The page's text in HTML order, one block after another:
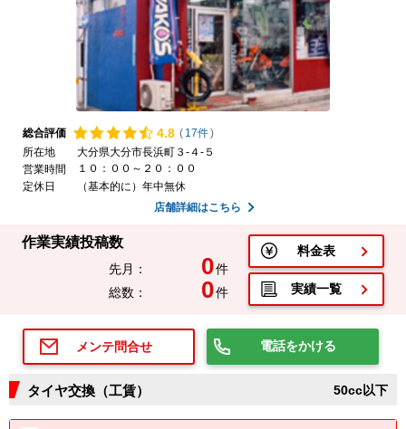
総合評価 4.8 ( 17件)
所在地
大分県大分市長浜町３-４-５
営業時間
１０：００～２０：００
定休日
（基本的に）年中無休
店舗詳細はこちら
作業実績投稿数
先月： 0件
総数：
0件
料金表
実績一覧
メンテ問合せ 電話をかける
タイヤ交換（工賃） 50cc以下